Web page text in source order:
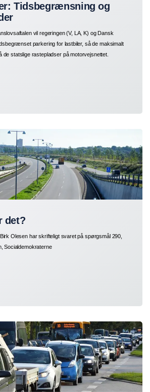
Tidsbegrænsning og
vil regeringen (V, LA, K) og Dansk
parkering for lastbiler, så de maksimalt
de statslige rastepladser på motorvejsnettet.
det?
Olesen har skrifteligt svaret på spørgsmål 290,
Socialdemokraterne